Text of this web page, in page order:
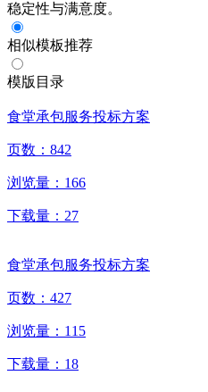
稳定性与满意度。
相似模板推荐
模版目录
食堂承包服务投标方案
页数： 842
浏览量： 166
下载量： 27
食堂承包服务投标方案
页数： 427
浏览量： 115
下载量： 18